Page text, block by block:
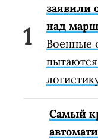
заявили
над
Военные
Самый